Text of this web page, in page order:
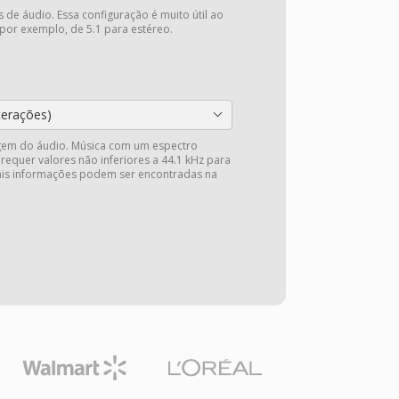
de áudio. Essa configuração é muito útil ao
exemplo, de 5.1 para estéreo.
do áudio. Música com um espectro
valores não inferiores a 44.1 kHz para
informações podem ser encontradas na